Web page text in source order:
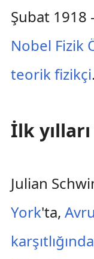
Şubat 1918
Nobel Fizik
teorik fizikçi.
İlk
Julian
York'ta,